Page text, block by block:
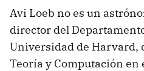
Avi Loeb no es un
director del
Universidad de Harvard,
Teoría y Computación